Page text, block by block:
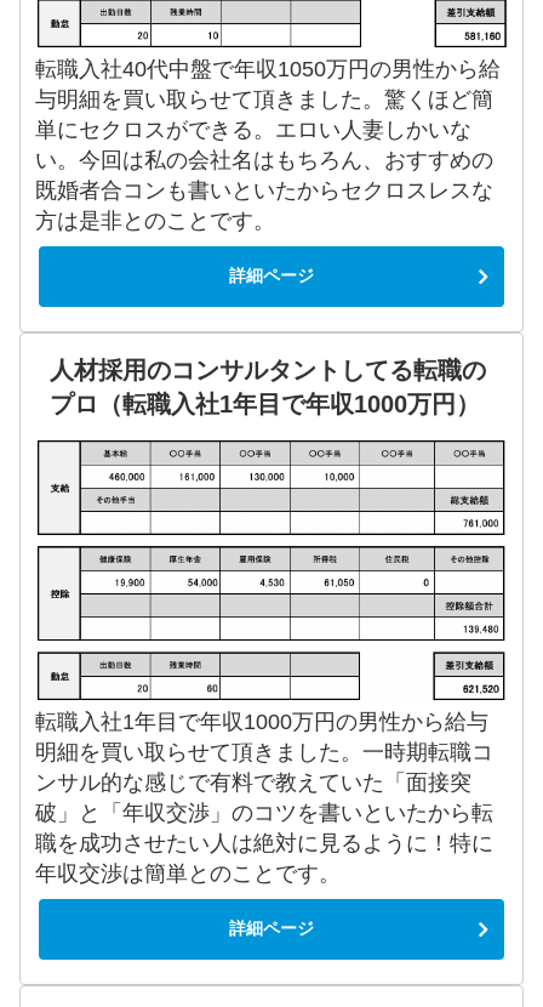
転職入社40代中盤で年収1050万円の男性から給
与明細を買い取らせて頂きました。驚くほど簡
単にセクロスができる。エロい人妻しかいな
い。今回は私の会社名はもちろん、おすすめの
既婚者合コンも書いといたからセクロスレスな
方は是非とのことです。
詳細ページ
人材採用のコンサルタントしてる転職の
プロ（転職入社1年目で年収1000万円）
転職入社1年目で年収1000万円の男性から給与
明細を買い取らせて頂きました。一時期転職コ
ンサル的な感じで有料で教えていた「面接突
破」と「年収交渉」のコツを書いといたから転
職を成功させたい人は絶対に見るように！特に
年収交渉は簡単とのことです。
詳細ページ